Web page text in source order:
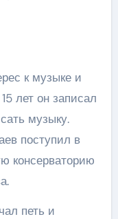
к музыке и
лет он записал
музыку.
поступил в
консерваторию
петь и